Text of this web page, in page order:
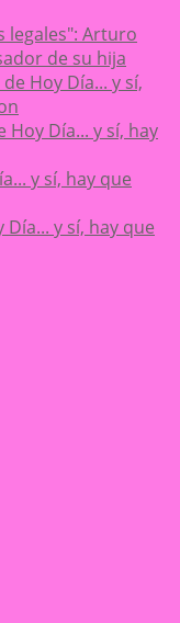
legales": Arturo
de su hija
Hoy Día... y sí,
Hoy Día... y sí, hay
y sí, hay que
y sí, hay que